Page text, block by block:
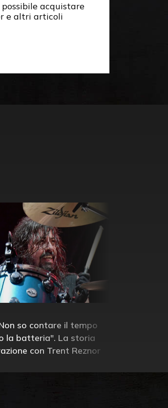
acquistare
e altri articoli
so contare il tempo
la batteria". La storia
con Trent Reznor